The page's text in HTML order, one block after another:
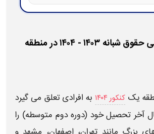
آخرین رتبه قبولی حقوق شبانه ۱۴۰۳ - ۱۴۰۴ در منطقه
یککنکور ۱۴۰۴
به افرادی تعلق می گیرد
آخر تحصیل خود (دوره دوم متوسطه) را